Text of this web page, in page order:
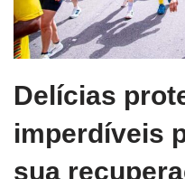
Delícias
imperdíveis
sua